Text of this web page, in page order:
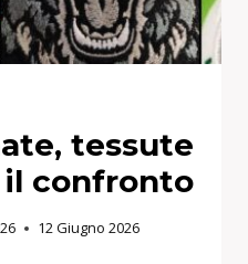
tessute
il confronto
12 Giugno 2026